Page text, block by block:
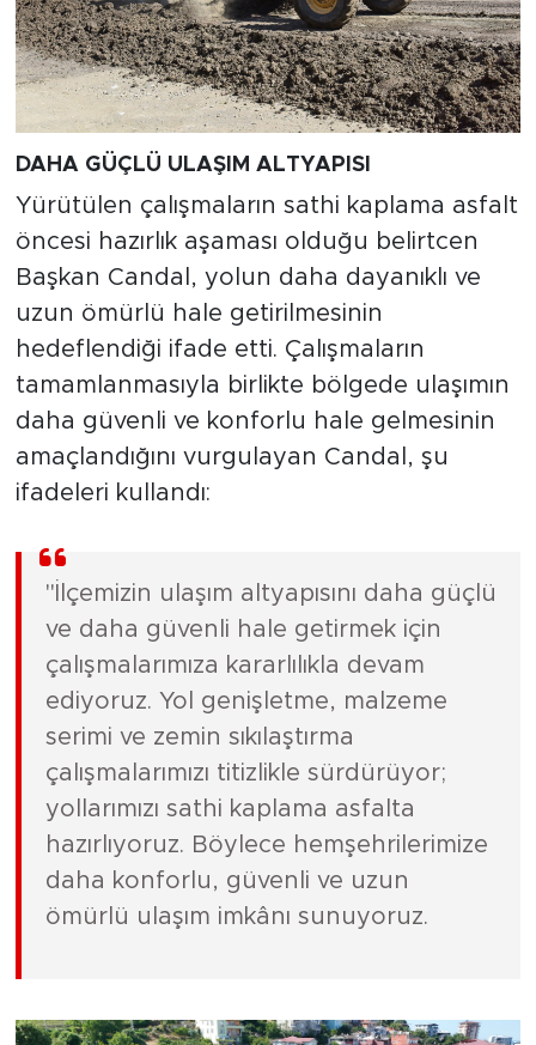
DAHA GÜÇLÜ ULAŞIM ALTYAPISI
Yürütülen çalışmaların sathi kaplama asfalt
öncesi hazırlık aşaması olduğu belirtcen
Başkan Candal, yolun daha dayanıklı ve
uzun ömürlü hale getirilmesinin
hedeflendiği ifade etti. Çalışmaların
tamamlanmasıyla birlikte bölgede ulaşımın
daha güvenli ve konforlu hale gelmesinin
amaçlandığını vurgulayan Candal, şu
ifadeleri kullandı:
"İlçemizin ulaşım altyapısını daha güçlü
ve daha güvenli hale getirmek için
çalışmalarımıza kararlılıkla devam
ediyoruz. Yol genişletme, malzeme
serimi ve zemin sıkılaştırma
çalışmalarımızı titizlikle sürdürüyor;
yollarımızı sathi kaplama asfalta
hazırlıyoruz. Böylece hemşehrilerimize
daha konforlu, güvenli ve uzun
ömürlü ulaşım imkânı sunuyoruz.